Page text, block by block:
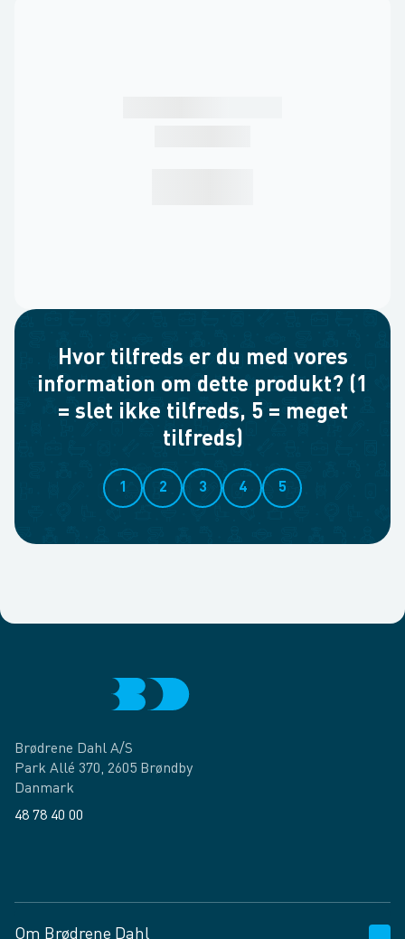
Hvor tilfreds er du med vores
information om dette produkt? (1
= slet ikke tilfreds, 5 = meget
tilfreds)
1 2 3 4 5
Brødrene Dahl A/S
Park Allé 370, 2605 Brøndby
Danmark
48 78 40 00
Om Brødrene Dahl